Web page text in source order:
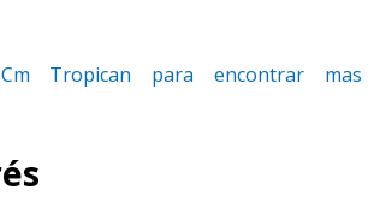
Tropican para encontrar mas